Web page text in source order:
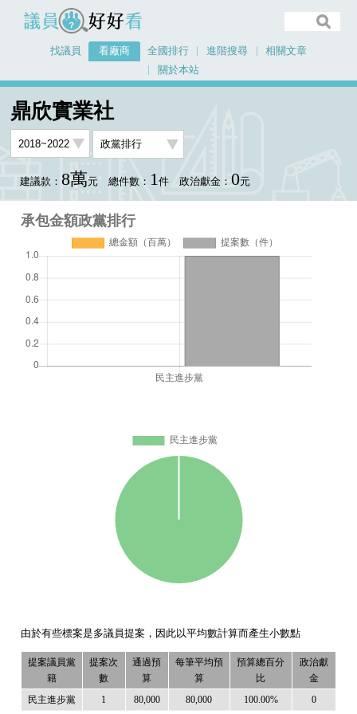
議員好好看
找議員 看廠商 全國排行 進階搜尋
相關文章
關於本站
鼎欣實業社
建議款： 8萬元 總件數： 1件 政治獻金： 0元
承包金額政黨排行
由於有些標案是多議員提案，因此以平均數計算而產生小數點
提案議員黨
籍
提案次
數
通過預
算
每筆平均預
算
預算總百分
比
政治獻
金
民主進步黨 1 80,000 80,000 100.00% 0